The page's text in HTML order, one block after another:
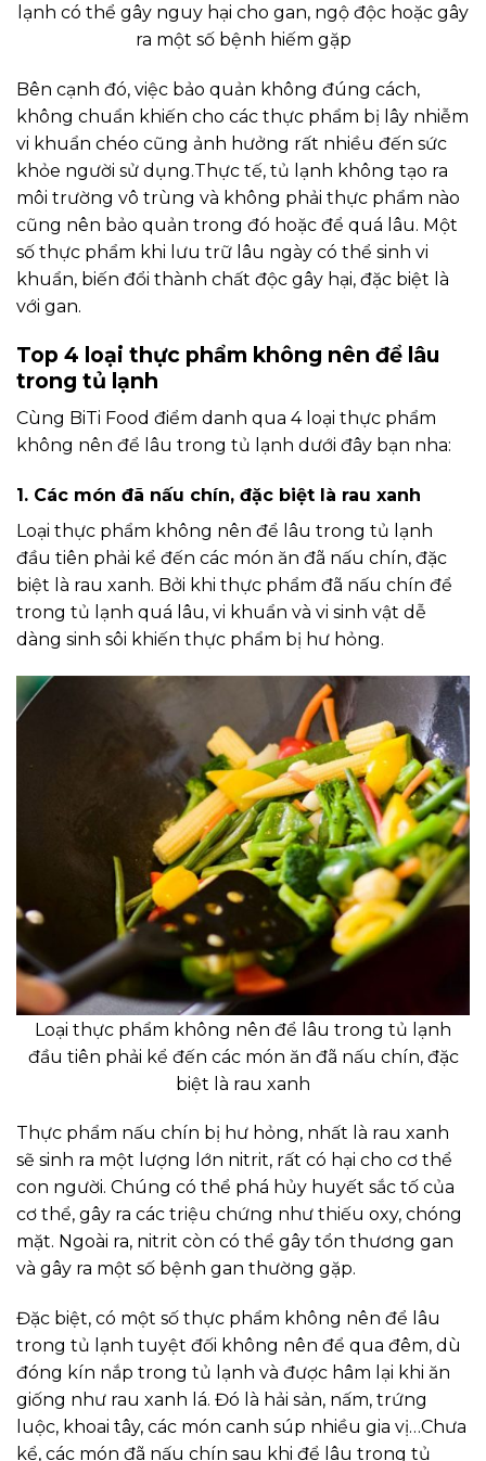
lạnh có thể gây nguy hại cho gan, ngộ độc hoặc gây
ra một số bệnh hiếm gặp
Bên cạnh đó, việc bảo quản không đúng cách,
không chuẩn khiến cho các thực phẩm bị lây nhiễm
vi khuẩn chéo cũng ảnh hưởng rất nhiều đến sức
khỏe người sử dụng.Thực tế, tủ lạnh không tạo ra
môi trường vô trùng và không phải thực phẩm nào
cũng nên bảo quản trong đó hoặc để quá lâu. Một
số thực phẩm khi lưu trữ lâu ngày có thể sinh vi
khuẩn, biến đổi thành chất độc gây hại, đặc biệt là
với gan.
Top 4 loại thực phẩm không nên để lâu
trong tủ lạnh
Cùng BiTi Food điểm danh qua 4 loại thực phẩm
không nên để lâu trong tủ lạnh dưới đây bạn nha:
1. Các món đã nấu chín, đặc biệt là rau xanh
Loại thực phẩm không nên để lâu trong tủ lạnh
đầu tiên phải kể đến các món ăn đã nấu chín, đặc
biệt là rau xanh. Bởi khi thực phẩm đã nấu chín để
trong tủ lạnh quá lâu, vi khuẩn và vi sinh vật dễ
dàng sinh sôi khiến thực phẩm bị hư hỏng.
Loại thực phẩm không nên để lâu trong tủ lạnh
đầu tiên phải kể đến các món ăn đã nấu chín, đặc
biệt là rau xanh
Thực phẩm nấu chín bị hư hỏng, nhất là rau xanh
sẽ sinh ra một lượng lớn nitrit, rất có hại cho cơ thể
con người. Chúng có thể phá hủy huyết sắc tố của
cơ thể, gây ra các triệu chứng như thiếu oxy, chóng
mặt. Ngoài ra, nitrit còn có thể gây tổn thương gan
và gây ra một số bệnh gan thường gặp.
Đặc biệt, có một số thực phẩm không nên để lâu
trong tủ lạnh tuyệt đối không nên để qua đêm, dù
đóng kín nắp trong tủ lạnh và được hâm lại khi ăn
giống như rau xanh lá. Đó là hải sản, nấm, trứng
luộc, khoai tây, các món canh súp nhiều gia vị…Chưa
kể, các món đã nấu chín sau khi để lâu trong tủ